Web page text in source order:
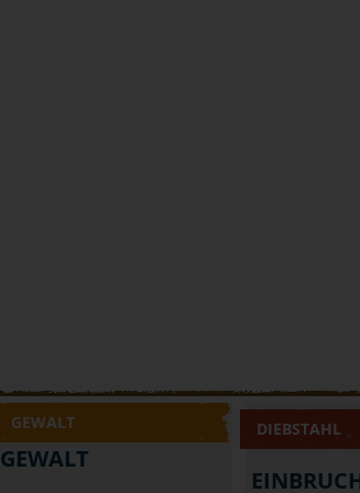
GEWALT
GEWALT
DIEBSTAHL